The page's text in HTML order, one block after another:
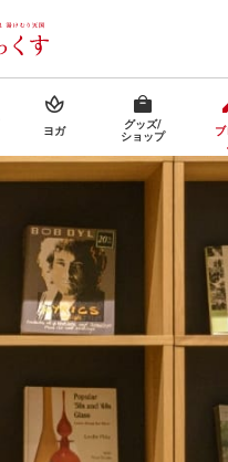
ヨガ
グッズ/
ショップ